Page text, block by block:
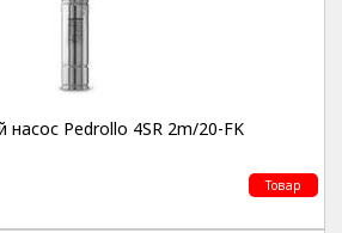
насос Pedrollo 4SR 2m/20-FK
Товар